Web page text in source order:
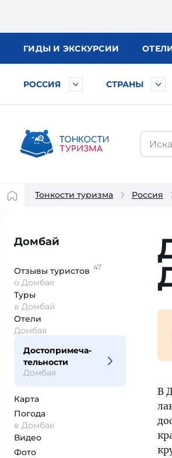
ГИДЫ И ЭКСКУРСИИ
РОССИЯ СТРАНЫ
Тонкости туризма Россия
Домбай
Отзывы туристов 47
о Домбае
Туры
в Домбай
Отели
Домбая
Достопримеча­
тельности
Домбая
Карта
Погода
в Домбае
Видео
Фото
В